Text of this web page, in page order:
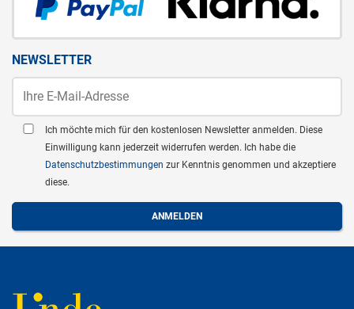
NEWSLETTER
Ich möchte mich für den kostenlosen Newsletter anmelden. Diese
Einwilligung kann jederzeit widerrufen werden. Ich habe die
Datenschutzbestimmungen zur Kenntnis genommen und akzeptiere
diese.